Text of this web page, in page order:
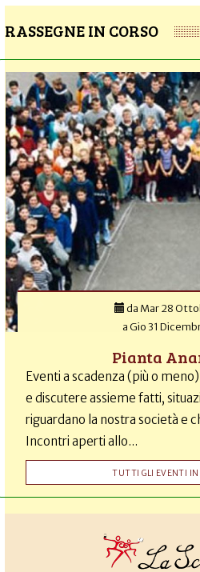
RASSEGNE IN CORSO
da Mar 28
aGio 31
Pianta
Eventi a scadenza (più o
e discutere assieme fatti,
riguardano la nostra società e
Incontri aperti allo...
TUTTI GLI EVENTI IN